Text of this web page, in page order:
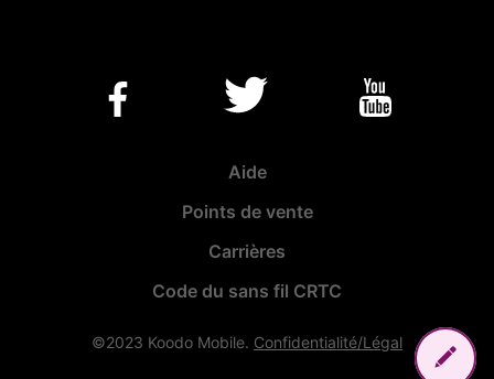
Aide
Points de vente
Carrières
Code du sans fil CRTC
©2023 Koodo Mobile. Confidentialité/Légal